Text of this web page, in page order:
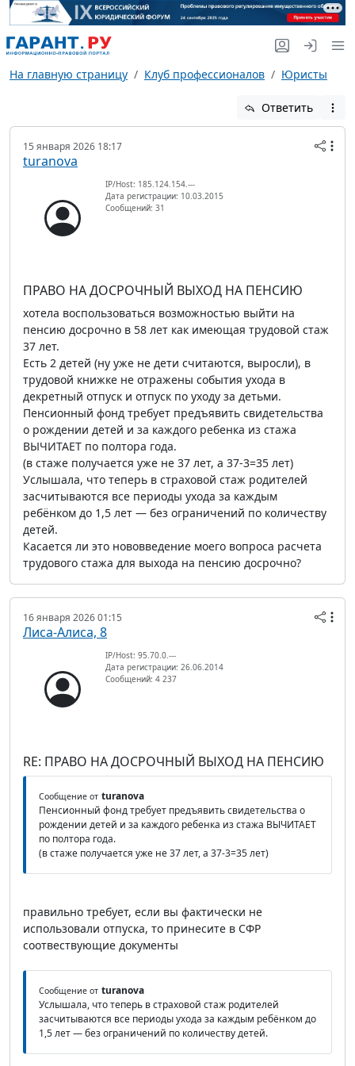
На главную страницу Клуб профессионалов Юристы
Ответить
15 января 2026 18:17
turanova
IP/Host: 185.124.154.---
Дата регистрации: 10.03.2015
Сообщений: 31
ПРАВО НА ДОСРОЧНЫЙ ВЫХОД НА ПЕНСИЮ
хотела воспользоваться возможностью выйти на
пенсию досрочно в 58 лет как имеющая трудовой стаж
37 лет.
Есть 2 детей (ну уже не дети считаются, выросли), в
трудовой книжке не отражены события ухода в
декретный отпуск и отпуск по уходу за детьми.
Пенсионный фонд требует предъявить свидетельства
о рождении детей и за каждого ребенка из стажа
ВЫЧИТАЕТ по полтора года.
(в стаже получается уже не 37 лет, а 37-3=35 лет)
Услышала, что теперь в страховой стаж родителей
засчитываются все периоды ухода за каждым
ребёнком до 1,5 лет — без ограничений по количеству
детей.
Касается ли это нововведение моего вопроса расчета
трудового стажа для выхода на пенсию досрочно?
16 января 2026 01:15
Лиса-Алиса, 8
IP/Host: 95.70.0.---
Дата регистрации: 26.06.2014
Сообщений: 4 237
RE: ПРАВО НА ДОСРОЧНЫЙ ВЫХОД НА ПЕНСИЮ
Сообщение от turanova
Пенсионный фонд требует предъявить свидетельства о
рождении детей и за каждого ребенка из стажа ВЫЧИТАЕТ
по полтора года.
(в стаже получается уже не 37 лет, а 37-3=35 лет)
правильно требует, если вы фактически не
использовали отпуска, то принесите в СФР
соотвествующие документы
Сообщение от turanova
Услышала, что теперь в страховой стаж родителей
засчитываются все периоды ухода за каждым ребёнком до
1,5 лет — без ограничений по количеству детей.